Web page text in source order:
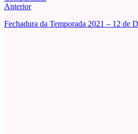
Anterior
Fechadura da Temporada 2021 – 12 de